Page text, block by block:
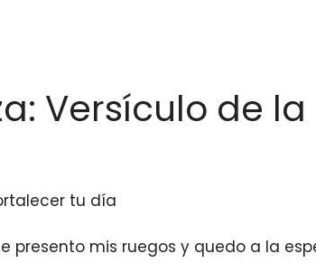
Versículo de
tu día
mis ruegos y quedo a la